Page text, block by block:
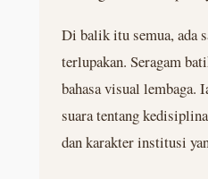
Di balik itu semua, ada
terlupakan. Seragam
bahasa visual lembaga.
suara tentang
dan karakter institusi